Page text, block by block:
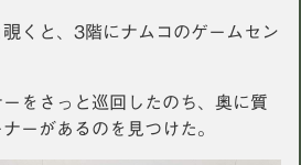
くと、3階にナムコのゲームセン
をさっと巡回したのち、奥に質
ーがあるのを見つけた。